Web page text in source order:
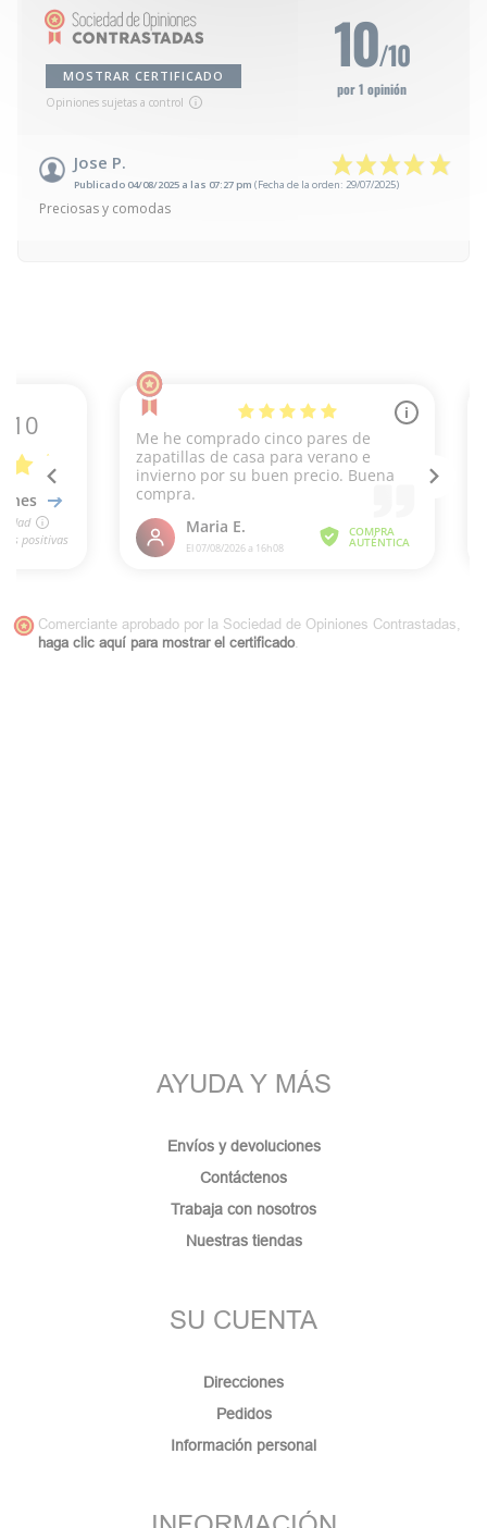
MOSTRAR CERTIFICADO
Opiniones sujetas a control
10/10
por 1 opinión
Jose P.
Publicado 04/08/2025 a las 07:27 pm (Fecha de la orden: 29/07/2025)
Preciosas y comodas
Comerciante aprobado por la Sociedad de Opiniones Contrastadas,
haga clic aquí para mostrar el certificado.
AYUDA Y MÁS
Envíos y devoluciones
Contáctenos
Trabaja con nosotros
Nuestras tiendas
SU CUENTA
Direcciones
Pedidos
Información personal